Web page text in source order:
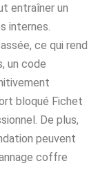
entraîner un
internes.
ce qui rend
un code
bloqué Fichet
De plus,
peuvent
coffre